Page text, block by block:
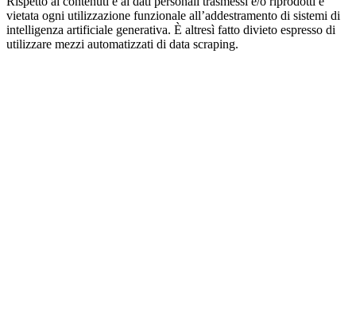
vietata ogni utilizzazione funzionale all’addestramento di sistemi di
intelligenza artificiale generativa. È altresì fatto divieto espresso di
utilizzare mezzi automatizzati di data scraping.